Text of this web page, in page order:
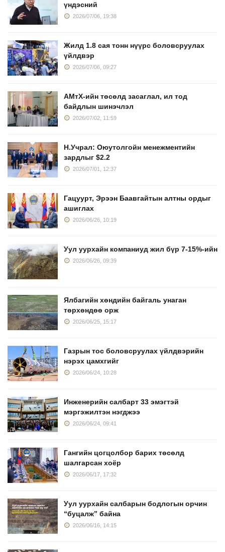
үндэсний
2026/07/06, 19:38
Жилд 1.8 сая тонн нүүрс боловсруулах
үйлдвэр
2026/07/06, 09:27
АМтХ-ийн төсөлд засаглал, ил тод
байдлын шинэчлэл
2026/07/02, 11:59
Н.Учрал: Оюутолгойн менежментийн
зардлыг $2.2
2026/07/01, 12:37
Гацуурт, Эрээн Баавгайтын алтны ордыг
ашиглах
2026/06/26, 10:19
Уул уурхайн компаниуд жил бүр 7-15%-ийн
2026/06/26, 09:39
Ялбагийн хөндийн байгаль унаган
төрхөндөө орж
2026/06/25, 15:17
Газрын тос боловсруулах үйлдвэрийн
нэрэх цамхгийг
2026/06/24, 10:28
Инженерийн салбарт 33 эмэгтэй
мэргэжилтэн нэгджээ
2026/06/24, 09:41
Гангийн цогцолбор барих төсөлд
шалгарсан хоёр
2026/06/17, 17:32
Уул уурхайн салбарын бодлогын орчин
“буцалж” байна
2026/06/16, 14:15